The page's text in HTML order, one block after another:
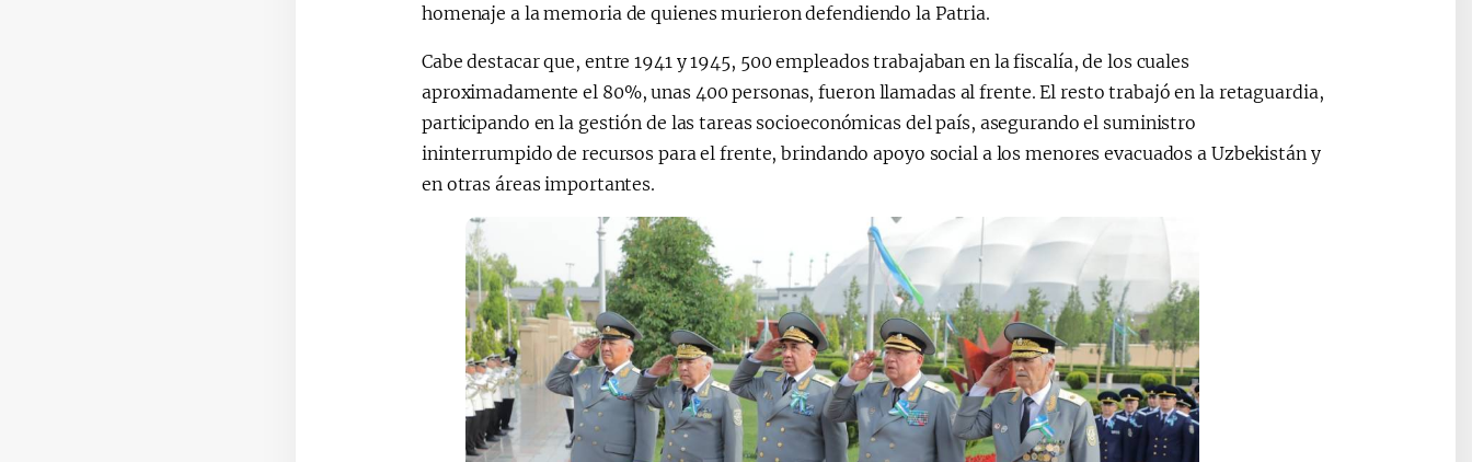
homenaje a la memoria de quienes murieron defendiendo la Patria.
Cabe destacar que, entre 1941 y 1945, 500 empleados trabajaban en la fiscalía, de los cuales
aproximadamente el 80%, unas 400 personas, fueron llamadas al frente. El resto trabajó en la retaguardia,
participando en la gestión de las tareas socioeconómicas del país, asegurando el suministro
ininterrumpido de recursos para el frente, brindando apoyo social a los menores evacuados a Uzbekistán y
en otras áreas importantes.